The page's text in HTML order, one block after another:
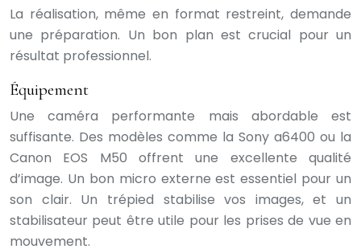
La réalisation, même en format restreint, demande
une préparation. Un bon plan est crucial pour un
résultat professionnel.
Équipement
Une caméra performante mais abordable est
suffisante. Des modèles comme la Sony a6400 ou la
Canon EOS M50 offrent une excellente qualité
d’image. Un bon micro externe est essentiel pour un
son clair. Un trépied stabilise vos images, et un
stabilisateur peut être utile pour les prises de vue en
mouvement.